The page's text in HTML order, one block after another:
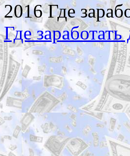
2016 Где
Где заработать